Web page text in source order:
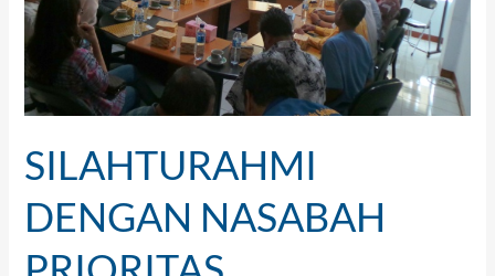
SILAHTURAHMI
DENGAN NASABAH